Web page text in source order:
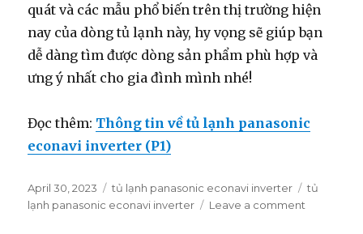
quát và các mẫu phổ biến trên thị trường hiện
nay của dòng tủ lạnh này, hy vọng sẽ giúp bạn
dễ dàng tìm được dòng sản phẩm phù hợp và
ưng ý nhất cho gia đình mình nhé!
Đọc thêm: Thông tin về tủ lạnh panasonic
econavi inverter (P1)
Posted
on
April 30, 2023 Categories
tủ lạnh panasonic econavi inverter Tags
tủ
lạnh panasonic econavi inverter
Leave a comment